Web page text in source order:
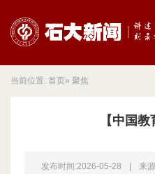
当前位置: 首页» 聚焦
【中国
发布时间:2026-05-28 来